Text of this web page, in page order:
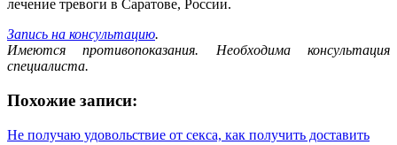
лечение тревоги в Саратове, России.
Запись на консультацию.
Имеются противопоказания. Необходима консультация
специалиста.
Похожие записи:
Не получаю удовольствие от секса, как получить доставить